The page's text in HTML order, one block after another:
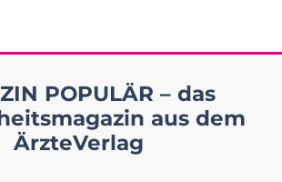
POPULÄR – das
aus dem
ÄrzteVerlag